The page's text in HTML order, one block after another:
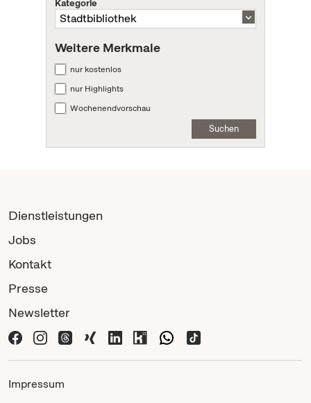
Kategorie
Weitere Merkmale
nur kostenlos
nur Highlights
Wochenendvorschau
Suchen
Dienstleistungen
Jobs
Kontakt
Presse
Newsletter
Impressum